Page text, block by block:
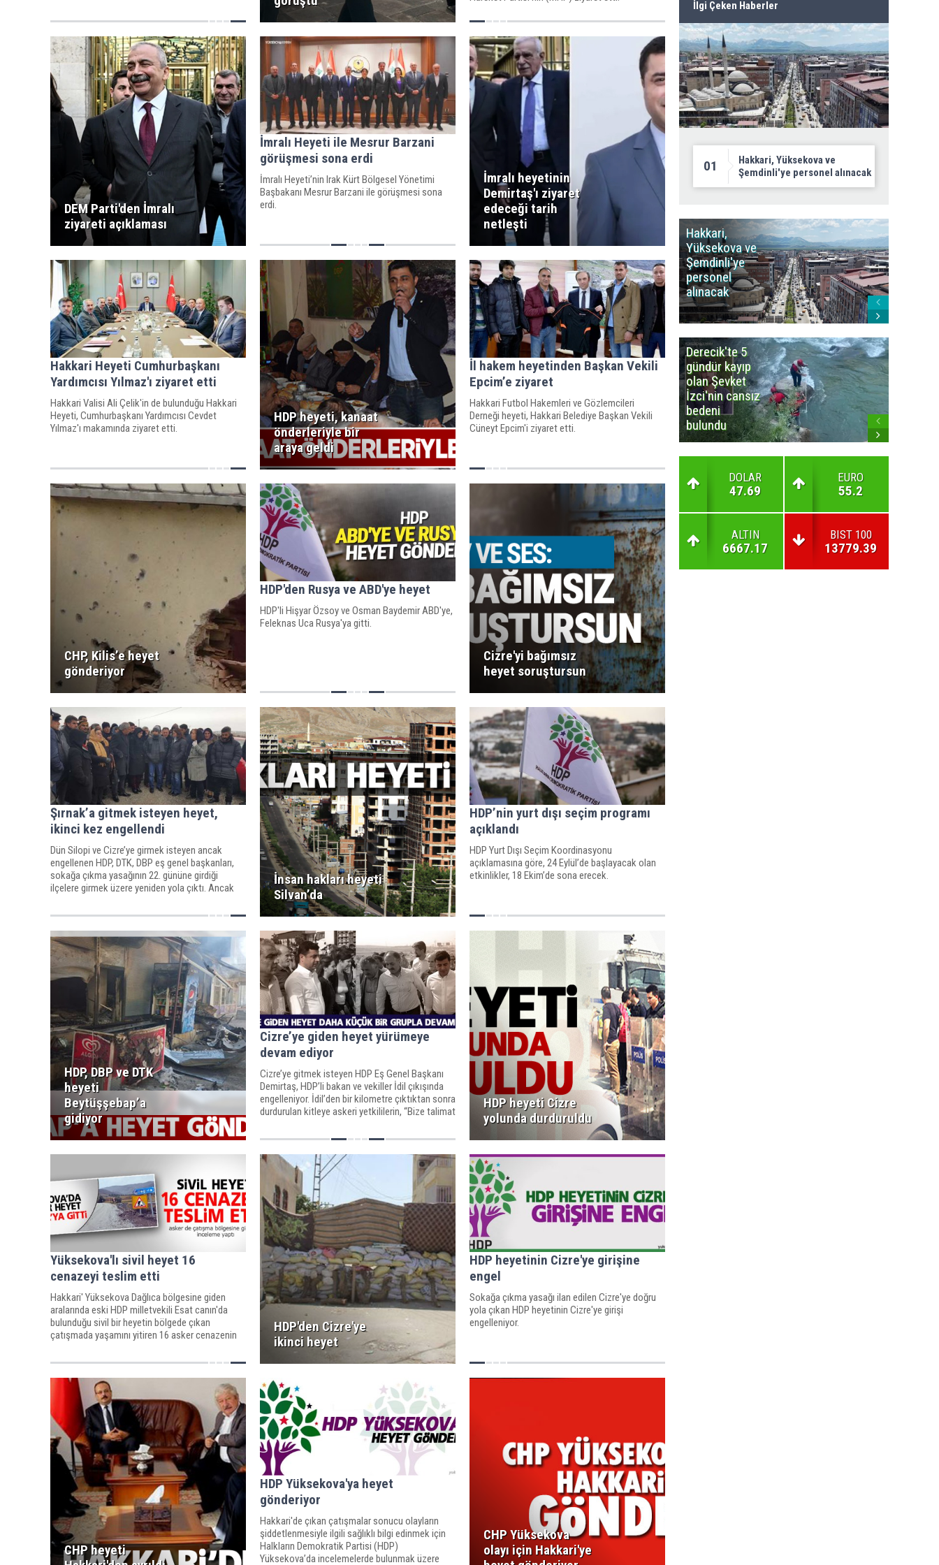
DEM Parti'den İmralı
ziyareti açıklaması
İmralı Heyeti ile Mesrur Barzani
görüşmesi sona erdi
İmralı Heyeti’nin Irak Kürt Bölgesel Yönetimi
Başbakanı Mesrur Barzani ile görüşmesi sona
erdi.
İmralı heyetinin
Demirtaş'ı ziyaret
edeceği tarih
netleşti
Hakkari Heyeti Cumhurbaşkanı
Yardımcısı Yılmaz'ı ziyaret etti
Hakkari Valisi Ali Çelik'in de bulunduğu Hakkari
Heyeti, Cumhurbaşkanı Yardımcısı Cevdet
Yılmaz'ı makamında ziyaret etti.
HDP heyeti, kanaat
önderleriyle bir
araya geldi
İl hakem heyetinden Başkan Vekili
Epcim’e ziyaret
Hakkari Futbol Hakemleri ve Gözlemcileri
Derneği heyeti, Hakkari Belediye Başkan Vekili
Cüneyt Epcim'i ziyaret etti.
CHP, Kilis’e heyet
gönderiyor
HDP'den Rusya ve ABD'ye heyet
HDP'li Hişyar Özsoy ve Osman Baydemir ABD'ye,
Feleknas Uca Rusya'ya gitti.
Cizre'yi bağımsız
heyet soruştursun
Şırnak’a gitmek isteyen heyet,
ikinci kez engellendi
Dün Silopi ve Cizre’ye girmek isteyen ancak
engellenen HDP, DTK, DBP eş genel başkanları,
sokağa çıkma yasağının 22. gününe girdiği
ilçelere girmek üzere yeniden yola çıktı. Ancak
İnsan hakları heyeti
Silvan’da
HDP’nin yurt dışı seçim programı
açıklandı
HDP Yurt Dışı Seçim Koordinasyonu
açıklamasına göre, 24 Eylül’de başlayacak olan
etkinlikler, 18 Ekim’de sona erecek.
HDP, DBP ve DTK
heyeti
Beytüşşebap’a
gidiyor
Cizre’ye giden heyet yürümeye
devam ediyor
Cizre’ye gitmek isteyen HDP Eş Genel Başkanı
Demirtaş, HDP’li bakan ve vekiller İdil çıkışında
engelleniyor. İdil’den bir kilometre çıktıktan sonra
durdurulan kitleye askeri yetkililerin, “Bize talimat
HDP heyeti Cizre
yolunda durduruldu
Yüksekova'lı sivil heyet 16
cenazeyi teslim etti
Hakkari' Yüksekova Dağlıca bölgesine giden
aralarında eski HDP milletvekili Esat canın'da
bulunduğu sivil bir heyetin bölgede çıkan
çatışmada yaşamını yitiren 16 asker cenazenin
HDP'den Cizre'ye
ikinci heyet
HDP heyetinin Cizre'ye girişine
engel
Sokağa çıkma yasağı ilan edilen Cizre'ye doğru
yola çıkan HDP heyetinin Cizre'ye girişi
engelleniyor.
CHP heyeti
HDP Yüksekova'ya heyet
gönderiyor
Hakkari'de çıkan çatışmalar sonucu olayların
şiddetlenmesiyle ilgili sağlıklı bilgi edinmek için
Halkların Demokratik Partisi (HDP)
Yüksekova’da incelemelerde bulunmak üzere
CHP Yüksekova
olayı için Hakkari'ye
İlgi Çeken Haberler
01
Hakkari, Yüksekova ve
Şemdinli'ye personel alınacak
Hakkari,
Yüksekova ve
Şemdinli'ye
personel
alınacak
Derecik'te 5
gündür kayıp
olan Şevket
İzci'nin cansız
bedeni
bulundu
DOLAR
47.69
EURO
55.2
ALTIN
6667.17
BIST 100
13779.39